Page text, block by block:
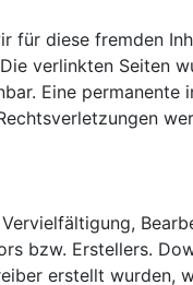
für diese fremden
verlinkten Seiten
Eine permanente
bzw. Erstellers.
erstellt wurden,